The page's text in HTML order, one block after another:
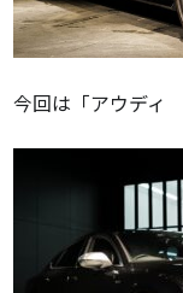
今回は「アウディ